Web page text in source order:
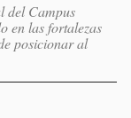
del Campus
en las fortalezas
posicionar al